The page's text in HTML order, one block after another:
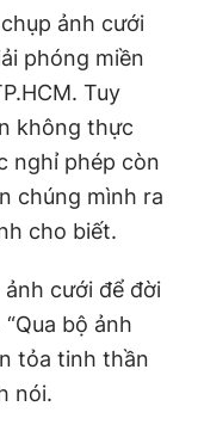
ảnh cưới
phóng miền
Tuy
không thực
nghỉ phép còn
chúng mình ra
cho biết.
cưới để đời
bộ ảnh
tỏa tinh thần
nói.